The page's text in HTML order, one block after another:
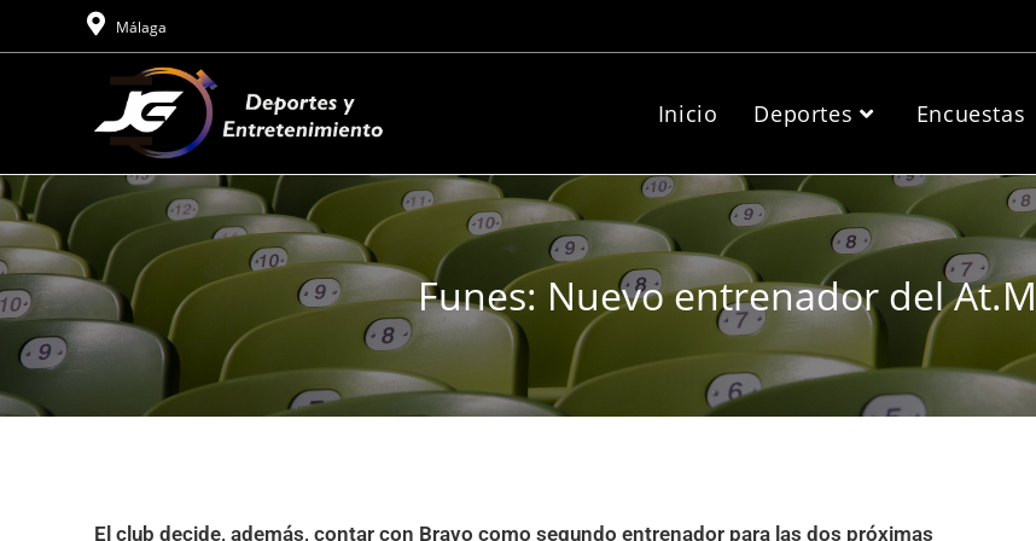
Málaga
Inicio Deportes Encuestas
Funes: Nuevo entrenador del
El club decide, además, contar con Bravo como segundo entrenador para las dos próximas